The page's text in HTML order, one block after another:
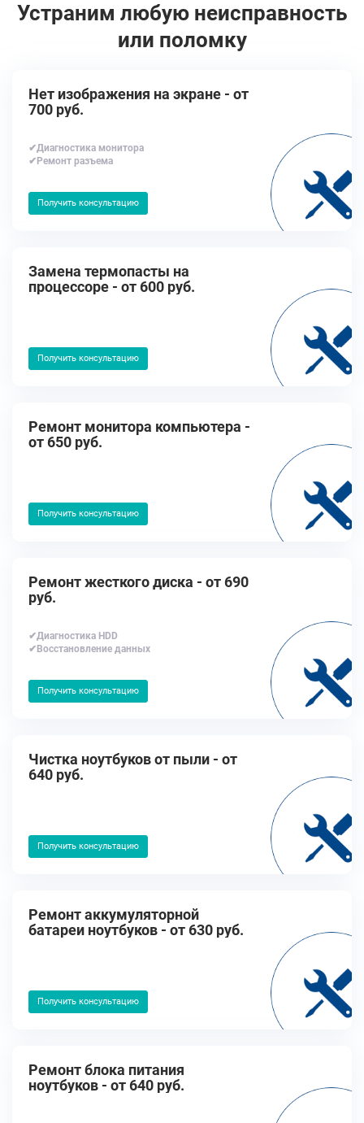
Устраним любую неисправность
или поломку
Нет изображения на экране - от
700 руб.
✔Диагностика монитора
✔Ремонт разъема
Получить консультацию
Замена термопасты на
процессоре - от 600 руб.
Получить консультацию
Ремонт монитора компьютера -
от 650 руб.
Получить консультацию
Ремонт жесткого диска - от 690
руб.
✔Диагностика HDD
✔Восстановление данных
Получить консультацию
Чистка ноутбуков от пыли - от
640 руб.
Получить консультацию
Ремонт аккумуляторной
батареи ноутбуков - от 630 руб.
Получить консультацию
Ремонт блока питания
ноутбуков - от 640 руб.